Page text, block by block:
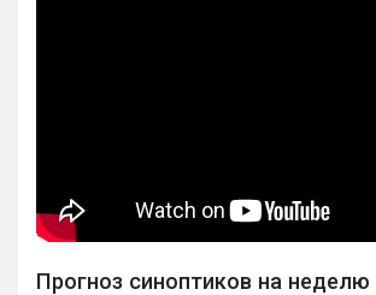
Прогноз синоптиков на неделю